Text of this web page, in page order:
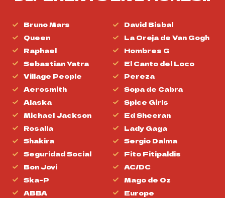
Bruno Mars
David Bisbal
Queen
La Oreja de Van Gogh
Raphael
Hombres G
Sebastian Yatra
El Canto del Loco
Village People
Pereza
Aerosmith
Sopa de Cabra
Alaska
Spice Girls
Michael Jackson
Ed Sheeran
Rosalía
Lady Gaga
Shakira
Sergio Dalma
Seguridad Social
Fito Fitipaldis
Bon Jovi
AC/DC
Ska-P
Mago de Oz
ABBA
Europe